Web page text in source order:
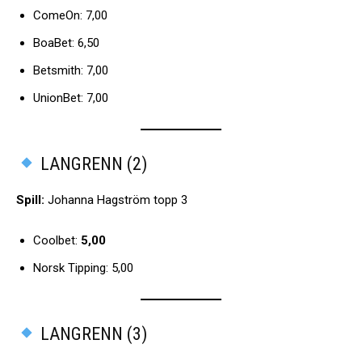
ComeOn: 7,00
BoaBet: 6,50
Betsmith: 7,00
UnionBet: 7,00
LANGRENN (2)
Spill: Johanna Hagström topp 3
Coolbet: 5,00
Norsk Tipping: 5,00
LANGRENN (3)